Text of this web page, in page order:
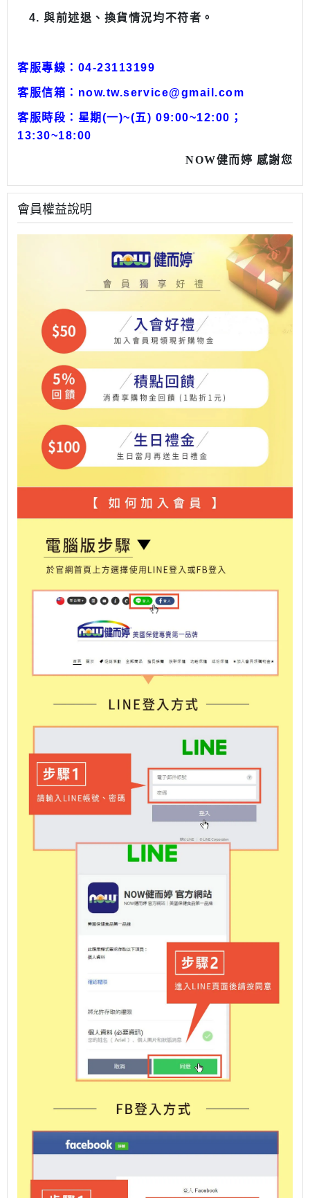
4.與前述退、換貨情況均不符者。
客服專線：04-23113199
客服信箱： now.tw.service@gmail.com
客服時段：星期(一)~(五) 09:00~12:00；
13:30~18:00
NOW健而婷 感謝您
會員權益說明